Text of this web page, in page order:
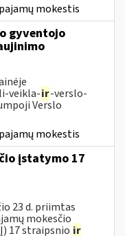
mokestis
gyventojo
veikla-ir-verslo-
Verslo
mokestis
įstatymo 17
23 d. priimtas
mokesčio
17 straipsnio ir